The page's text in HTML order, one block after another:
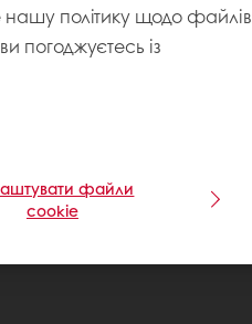
нашу політику щодо файлів
погоджуєтесь із
файли
cookie